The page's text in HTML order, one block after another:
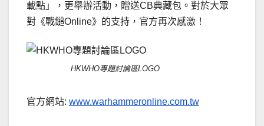
載點」，更舉辦活動，贈送CB典藏包。對於大眾
對《戰鎚Online》的支持，官方再次感激！
HKWHO專題討論區LOGO
官方網站: www.warhammeronline.com.tw